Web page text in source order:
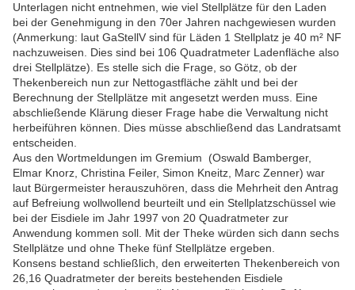
Unterlagen nicht entnehmen, wie viel Stellplätze für den Laden
bei der Genehmigung in den 70er Jahren nachgewiesen wurden
(Anmerkung: laut GaStellV sind für Läden 1 Stellplatz je 40 m² NF
nachzuweisen. Dies sind bei 106 Quadratmeter Ladenfläche also
drei Stellplätze). Es stelle sich die Frage, so Götz, ob der
Thekenbereich nun zur Nettogastfläche zählt und bei der
Berechnung der Stellplätze mit angesetzt werden muss. Eine
abschließende Klärung dieser Frage habe die Verwaltung nicht
herbeiführen können. Dies müsse abschließend das Landratsamt
entscheiden.
Aus den Wortmeldungen im Gremium (Oswald Bamberger,
Elmar Knorz, Christina Feiler, Simon Kneitz, Marc Zenner) war
laut Bürgermeister herauszuhören, dass die Mehrheit den Antrag
auf Befreiung wollwollend beurteilt und ein Stellplatzschüssel wie
bei der Eisdiele im Jahr 1997 von 20 Quadratmeter zur
Anwendung kommen soll. Mit der Theke würden sich dann sechs
Stellplätze und ohne Theke fünf Stellplätze ergeben.
Konsens bestand schließlich, den erweiterten Thekenbereich von
26,16 Quadratmeter der bereits bestehenden Eisdiele